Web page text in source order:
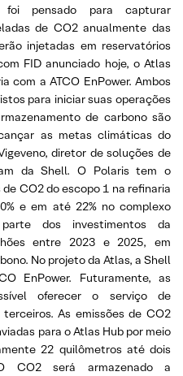
pensado para capturar
de CO2 anualmente das
injetadas em reservatórios
FID anunciado hoje, o Atlas
com a ATCO EnPower. Ambos
para iniciar suas operações
de carbono são
as metas climáticas do
diretor de soluções de
da Shell. O Polaris tem o
CO2 do escopo 1 na refinaria
e em até 22% no complexo
dos investimentos da
entre 2023 e 2025, em
No projeto da Atlas, a Shell
EnPower. Futuramente, as
oferecer o serviço de
As emissões de CO2
para o Atlas Hub por meio
22 quilômetros até dois
CO2 será armazenado a